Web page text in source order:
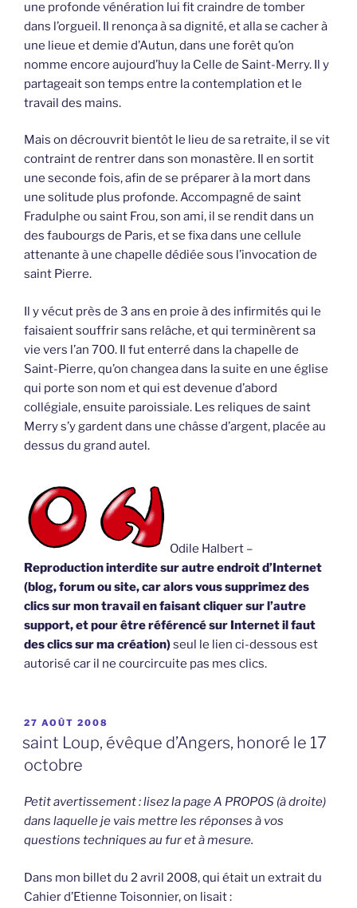
une profonde vénération lui fit craindre de tomber
dans l’orgueil. Il renonça à sa dignité, et alla se cacher à
une lieue et demie d’Autun, dans une forêt qu’on
nomme encore aujourd’huy la Celle de Saint-Merry. Il y
partageait son temps entre la contemplation et le
travail des mains.
Mais on décrouvrit bientôt le lieu de sa retraite, il se vit
contraint de rentrer dans son monastère. Il en sortit
une seconde fois, afin de se préparer à la mort dans
une solitude plus profonde. Accompagné de saint
Fradulphe ou saint Frou, son ami, il se rendit dans un
des faubourgs de Paris, et se fixa dans une cellule
attenante à une chapelle dédiée sous l’invocation de
saint Pierre.
Il y vécut près de 3 ans en proie à des infirmités qui le
faisaient souffrir sans relâche, et qui terminèrent sa
vie vers l’an 700. Il fut enterré dans la chapelle de
Saint-Pierre, qu’on changea dans la suite en une église
qui porte son nom et qui est devenue d’abord
collégiale, ensuite paroissiale. Les reliques de saint
Merry s’y gardent dans une châsse d’argent, placée au
dessus du grand autel.
Odile Halbert –
Reproduction interdite sur autre endroit d’Internet
(blog, forum ou site, car alors vous supprimez des
clics sur mon travail en faisant cliquer sur l’autre
support, et pour être référencé sur Internet il faut
des clics sur ma création)seul le lien ci-dessous est
autorisé car il ne courcircuite pas mes clics.
PUBLIÉ
27 AOÛT 2008
saint Loup, évêque d’Angers, honoré le 17
octobre
Petit avertissement : lisez la page A PROPOS (à droite)
dans laquelle je vais mettre les réponses à vos
questions techniques au fur et à mesure.
Dans mon billet du 2 avril 2008, qui était un extrait du
Cahier d’Etienne Toisonnier, on lisait :